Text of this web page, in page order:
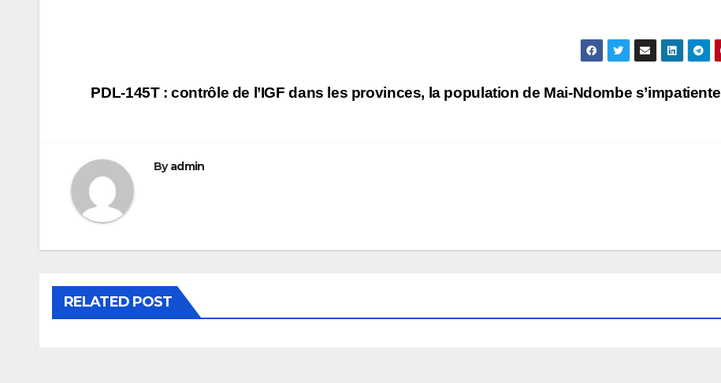
Navigation
l’article
PDL-145T : contrôle de l’IGF dans les provinces, la population de Mai-Ndombe s’impatiente
Byadmin
RELATED POST